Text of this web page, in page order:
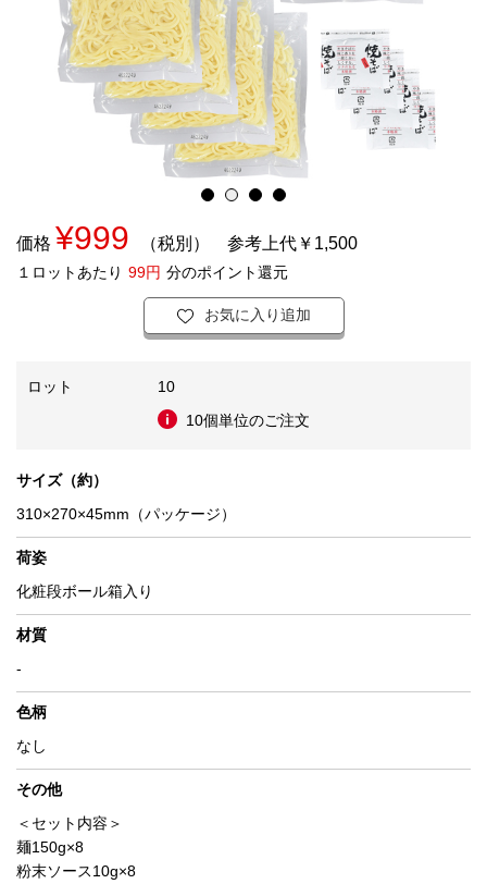
価格 ¥999 （税別） 参考上代￥1,500
１ロットあたり 99円 分のポイント還元
お気に入り追加
ロット
10
10個単位のご注文
サイズ（約）
310×270×45mm（パッケージ）
荷姿
化粧段ボール箱入り
材質
-
色柄
なし
その他
＜セット内容＞
麺150g×8
粉末ソース10g×8